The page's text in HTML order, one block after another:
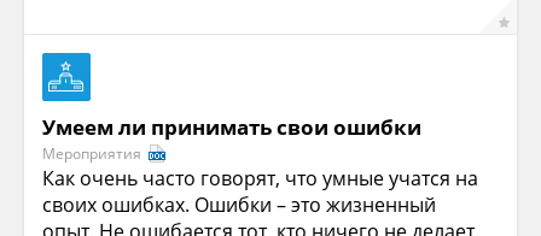
Умеем ли принимать свои ошибки
Мероприятия
Как очень часто говорят, что умные учатся на
своих ошибках. Ошибки – это жизненный